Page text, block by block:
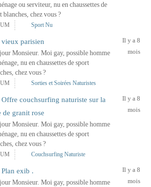
ou serviteur, nu en chaussettes de
blanches, chez vous ?
Sport Nu
vieux parisien
Monsieur. Moi gay, possible homme
nu en chaussettes de sport
chez vous ?
Il y a 8
mois
Sorties et Soirées Naturistes
Offre couchsurfing naturiste sur la
de granit rose
Monsieur. Moi gay, possible homme
nu en chaussettes de sport
chez vous ?
Il y a 8
mois
Couchsurfing Naturiste
exib .
Monsieur. Moi gay, possible homme
Il y a 8
mois